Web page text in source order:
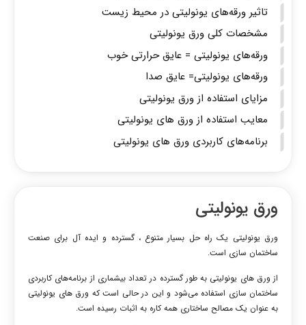
تاثیر ورقه‌های یونولیتی در محیط زیست
مشخصات کلی ورق یونولیتی
ورقه‌های یونولیتی = عایق حرارتی خوب
ورقه‌های یونولیتی= عایق صدا
مزایای استفاده از ورق یونولیتی
معایب استفاده از ورق های یونولیتی
برنامه‌های کاربردی ورق های یونولیتی
ورق یونولیتی
ورق‌ یونولیتی یک راه حل بسیار متنوع ، گسترده و ایده آل برای صنعت
ساختمان سازی است.
از ورق های یونولیتی به طور گسترده در تعداد بیشماری از برنامه‌های کاربردی
ساختمان سازی استفاده ‌می‌شود و این در حالی است که ورق های یونولیتی
به عنوان یک مصالح ساختاری همه کاره به اثبات رسیده است.